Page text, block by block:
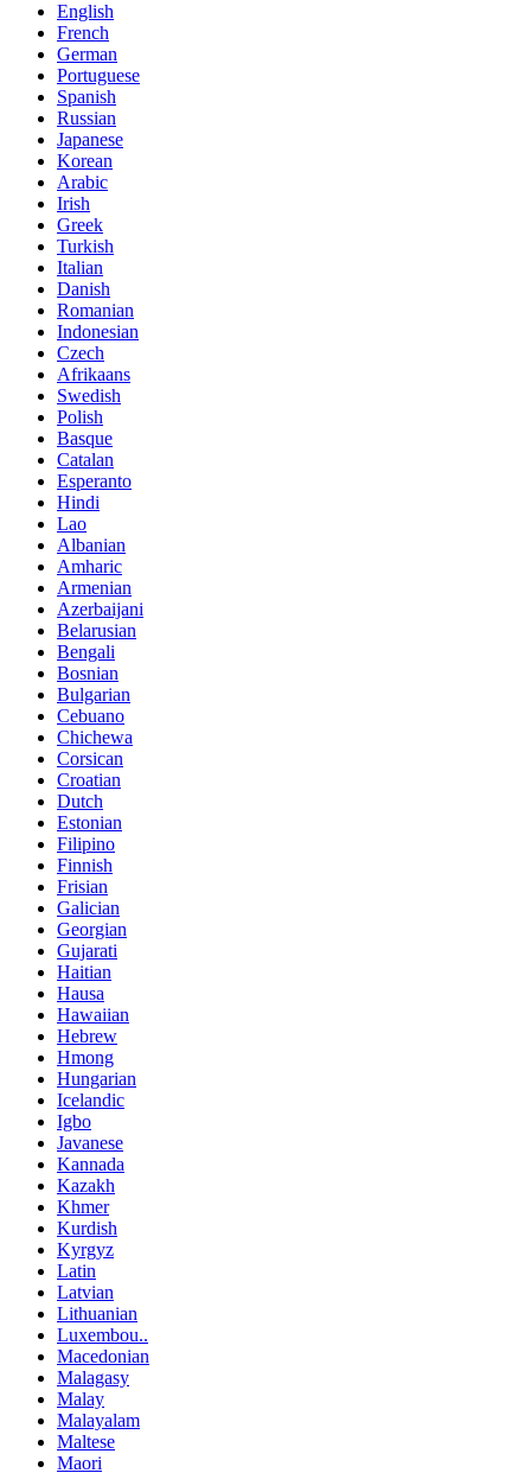
English
French
German
Portuguese
Spanish
Russian
Japanese
Korean
Arabic
Irish
Greek
Turkish
Italian
Danish
Romanian
Indonesian
Czech
Afrikaans
Swedish
Polish
Basque
Catalan
Esperanto
Hindi
Lao
Albanian
Amharic
Armenian
Azerbaijani
Belarusian
Bengali
Bosnian
Bulgarian
Cebuano
Chichewa
Corsican
Croatian
Dutch
Estonian
Filipino
Finnish
Frisian
Galician
Georgian
Gujarati
Haitian
Hausa
Hawaiian
Hebrew
Hmong
Hungarian
Icelandic
Igbo
Javanese
Kannada
Kazakh
Khmer
Kurdish
Kyrgyz
Latin
Latvian
Lithuanian
Luxembou..
Macedonian
Malagasy
Malay
Malayalam
Maltese
Maori